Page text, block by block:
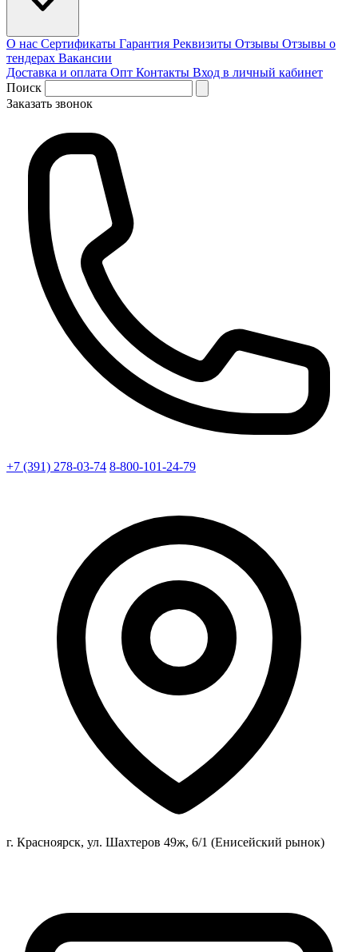
О нас Сертификаты Гарантия Реквизиты Отзывы Отзывы о
тендерах Вакансии
Доставка и оплата Опт Контакты Вход в личный кабинет
Поиск
Заказать звонок
+7 (391) 278-03-74 8-800-101-24-79
г. Красноярск, ул. Шахтеров 49ж, 6/1 (Енисейский рынок)